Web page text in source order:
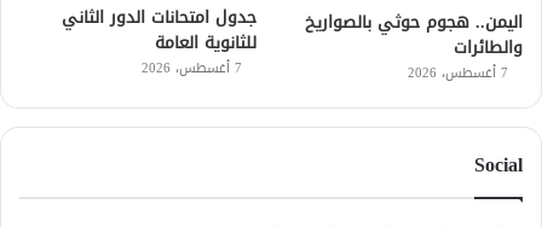
اليمن.. هجوم حوثي بالصواريخ
والطائرات
7 أغسطس، 2026
جدول امتحانات الدور الثاني
للثانوية العامة
7 أغسطس، 2026
Social